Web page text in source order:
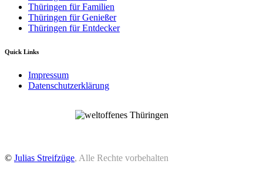
Thüringen für Familien
Thüringen für Genießer
Thüringen für Entdecker
Quick Links
Impressum
Datenschutzerklärung
© Julias Streifzüge, Alle Rechte vorbehalten